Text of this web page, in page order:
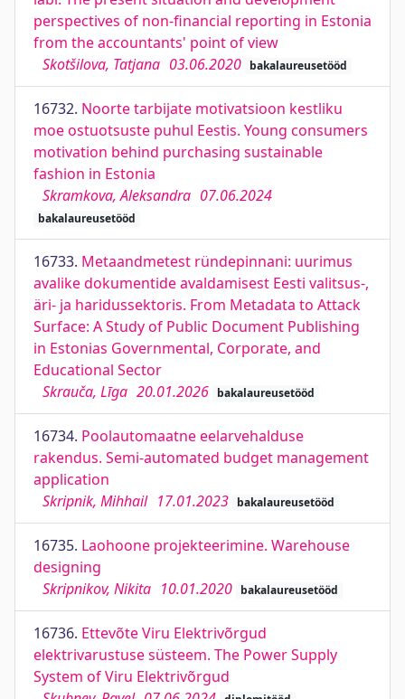
perspectives of non-financial reporting in Estonia
from the accountants' point of view
Skotšilova, Tatjana 03.06.2020 bakalaureusetööd
16732. Noorte tarbijate motivatsioon kestliku
moe ostuotsuste puhul Eestis. Young consumers
motivation behind purchasing sustainable
fashion in Estonia
Skramkova, Aleksandra 07.06.2024
bakalaureusetööd
16733. Metaandmetest ründepinnani: uurimus
avalike dokumentide avaldamisest Eesti valitsus-,
äri- ja haridussektoris. From Metadata to Attack
Surface: A Study of Public Document Publishing
in Estonias Governmental, Corporate, and
Educational Sector
Skrauča, Līga 20.01.2026 bakalaureusetööd
16734. Poolautomaatne eelarvehalduse
rakendus. Semi-automated budget management
application
Skripnik, Mihhail 17.01.2023 bakalaureusetööd
16735. Laohoone projekteerimine. Warehouse
designing
Skripnikov, Nikita 10.01.2020 bakalaureusetööd
16736. Ettevõte Viru Elektrivõrgud
elektrivarustuse süsteem. The Power Supply
System of Viru Elektrivõrgud